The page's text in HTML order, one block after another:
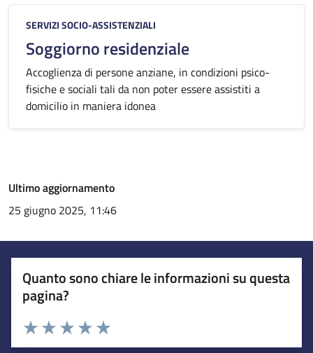
Categoria:
SERVIZI SOCIO-ASSISTENZIALI
Soggiorno residenziale
Accoglienza di persone anziane, in condizioni psico-
fisiche e sociali tali da non poter essere assistiti a
domicilio in maniera idonea
Ultimo aggiornamento
25 giugno 2025, 11:46
Quanto sono chiare le informazioni su questa
pagina?
Esprimi una valutazione
Valuta 5 stelle su 5
Valuta 4 stelle su 5
Valuta 3 stelle su 5
Valuta 2 stelle su 5
Valuta 1 stelle su 5